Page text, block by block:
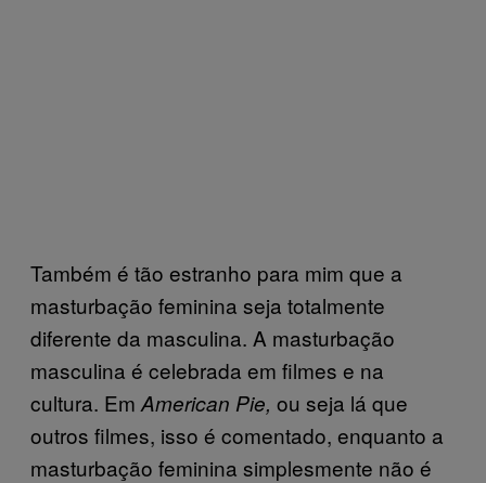
Também é tão estranho para mim que a
masturbação feminina seja totalmente
diferente da masculina. A masturbação
masculina é celebrada em filmes e na
cultura. Em American Pie, ou seja lá que
outros filmes, isso é comentado, enquanto a
masturbação feminina simplesmente não é